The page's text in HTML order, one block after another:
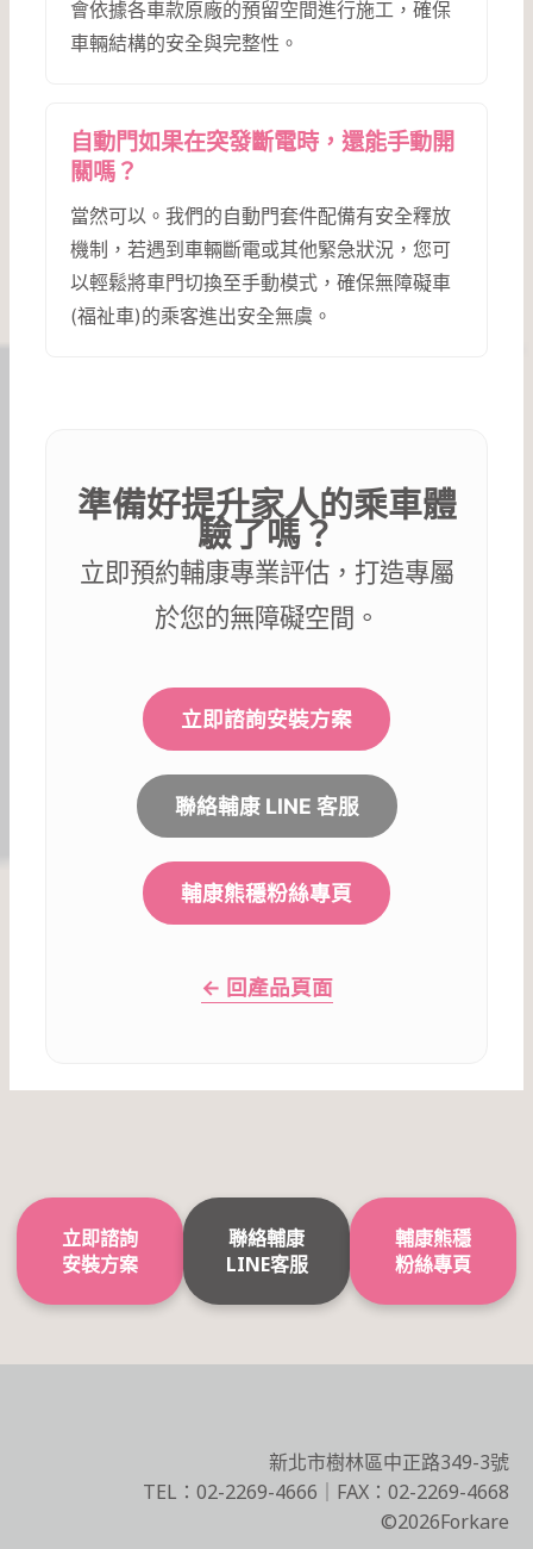
會依據各車款原廠的預留空間進行施工，確保
車輛結構的安全與完整性。
自動門如果在突發斷電時，還能手動開
關嗎？
當然可以。我們的自動門套件配備有安全釋放
機制，若遇到車輛斷電或其他緊急狀況，您可
以輕鬆將車門切換至手動模式，確保無障礙車
(福祉車)的乘客進出安全無虞。
準備好提升家人的乘車體
驗了嗎？
立即預約輔康專業評估，打造專屬
於您的無障礙空間。
立即諮詢安裝方案
聯絡輔康 LINE 客服
輔康熊穩粉絲專頁
← 回產品頁面
立即諮詢
安裝方案
聯絡輔康
LINE客服
輔康熊穩
粉絲專頁
新北市樹林區中正路349-3號
TEL：02-2269-4666｜FAX：02-2269-4668
©2026Forkare